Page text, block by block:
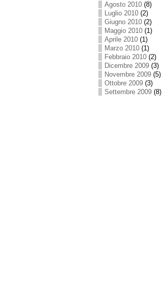
Agosto 2010 (8)
Luglio 2010 (2)
Giugno 2010 (2)
Maggio 2010 (1)
Aprile 2010 (1)
Marzo 2010 (1)
Febbraio 2010 (2)
Dicembre 2009 (3)
Novembre 2009 (5)
Ottobre 2009 (3)
Settembre 2009 (8)